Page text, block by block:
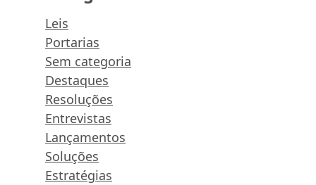
Leis
Portarias
Sem categoria
Destaques
Resoluções
Entrevistas
Lançamentos
Soluções
Estratégias